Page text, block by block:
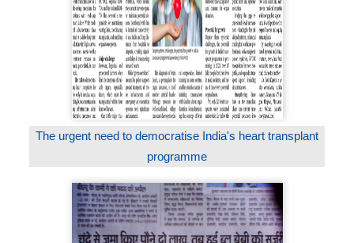
The urgent need to democratise India's heart transplant
programme